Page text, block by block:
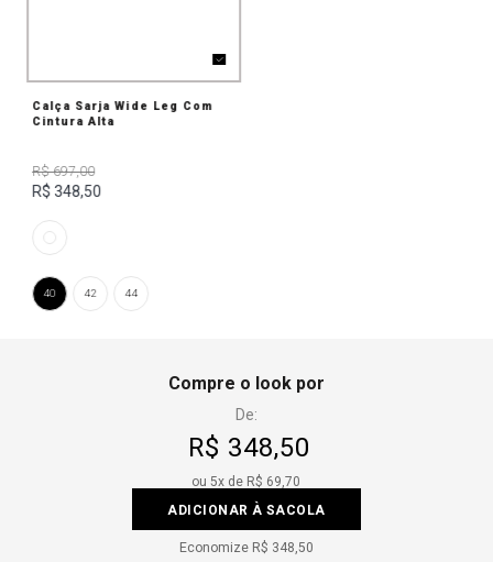
Calça Sarja Wide Leg Com
Cintura Alta
R$ 697,00
R$ 348,50
40 42 44
Compre o look por
De:
R$ 348,50
ou5x de R$ 69,70
ADICIONAR À SACOLA
Economize R$ 348,50